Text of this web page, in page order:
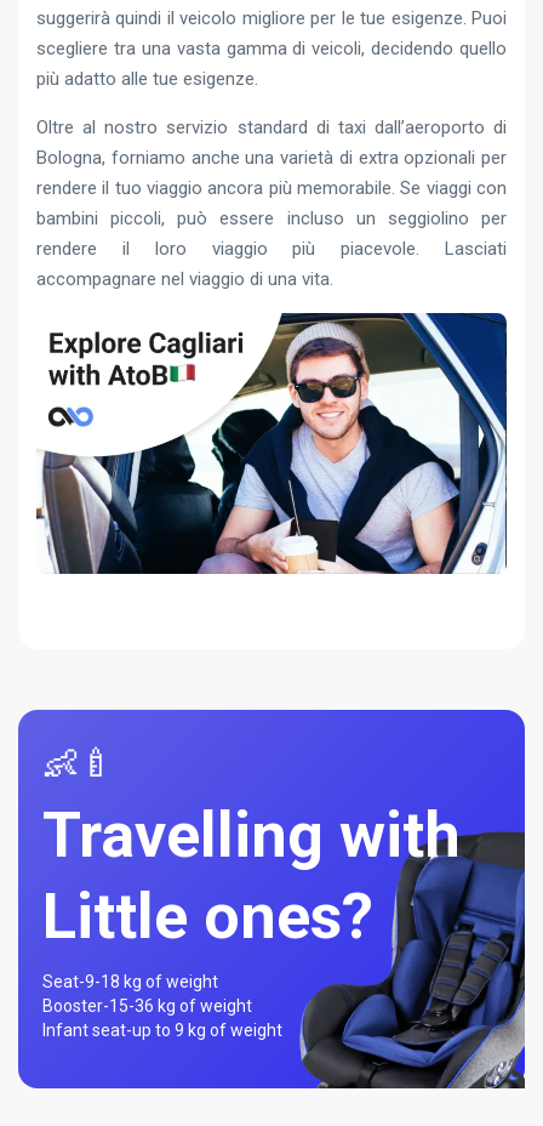
suggerirà quindi il veicolo migliore per le tue esigenze. Puoi
scegliere tra una vasta gamma di veicoli, decidendo quello
più adatto alle tue esigenze.
Oltre al nostro servizio standard di taxi dall’aeroporto di
Bologna, forniamo anche una varietà di extra opzionali per
rendere il tuo viaggio ancora più memorabile. Se viaggi con
bambini piccoli, può essere incluso un seggiolino per
rendere il loro viaggio più piacevole. Lasciati
accompagnare nel viaggio di una vita.
👶🍼
Travelling with
Little ones?
Seat-9-18 kg of weight
Booster-15-36 kg of weight
Infant seat-up to 9 kg of weight